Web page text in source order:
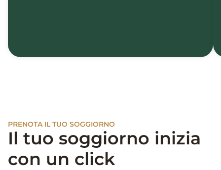
PRENOTA IL TUO SOGGIORNO
Il tuo soggiorno inizia
con un click